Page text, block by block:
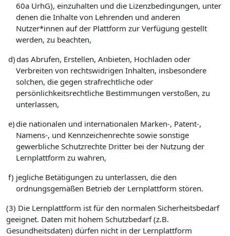
60a UrhG), einzuhalten und die Lizenzbedingungen, unter
denen die Inhalte von Lehrenden und anderen
Nutzer*innen auf der Plattform zur Verfügung gestellt
werden, zu beachten,
d)das Abrufen, Erstellen, Anbieten, Hochladen oder
Verbreiten von rechtswidrigen Inhalten, insbesondere
solchen, die gegen strafrechtliche oder
persönlichkeitsrechtliche Bestimmungen verstoßen, zu
unterlassen,
e)die nationalen und internationalen Marken-, Patent-,
Namens-, und Kennzeichenrechte sowie sonstige
gewerbliche Schutzrechte Dritter bei der Nutzung der
Lernplattform zu wahren,
f) jegliche Betätigungen zu unterlassen, die den
ordnungsgemäßen Betrieb der Lernplattform stören.
(3) Die Lernplattform ist für den normalen Sicherheitsbedarf
geeignet. Daten mit hohem Schutzbedarf (z.B.
Gesundheitsdaten) dürfen nicht in der Lernplattform